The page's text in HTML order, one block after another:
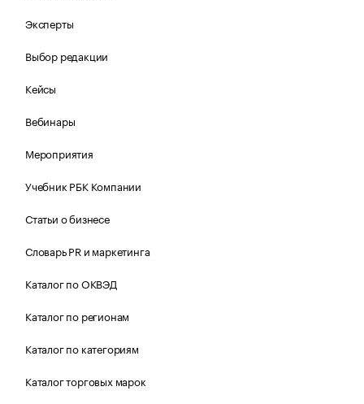
Эксперты
Выбор редакции
Кейсы
Вебинары
Мероприятия
Учебник РБК Компании
Статьи о бизнесе
Словарь PR и маркетинга
Каталог по ОКВЭД
Каталог по регионам
Каталог по категориям
Каталог торговых марок